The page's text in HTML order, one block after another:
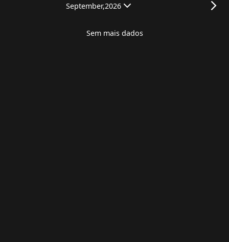
September,2026
Sem mais dados